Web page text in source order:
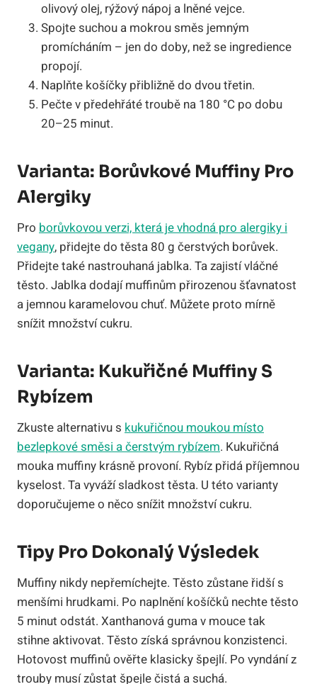
olivový olej, rýžový nápoj a lněné vejce.
Spojte suchou a mokrou směs jemným
promícháním – jen do doby, než se ingredience
propojí.
Naplňte košíčky přibližně do dvou třetin.
Pečte v předehřáté troubě na 180 °C po dobu
20–25 minut.
Varianta: Borůvkové Muffiny Pro
Alergiky
Pro borůvkovou verzi, která je vhodná pro alergiky i
vegany, přidejte do těsta 80 g čerstvých borůvek.
Přidejte také nastrouhaná jablka. Ta zajistí vláčné
těsto. Jablka dodají muffinům přirozenou šťavnatost
a jemnou karamelovou chuť. Můžete proto mírně
snížit množství cukru.
Varianta: Kukuřičné Muffiny S
Rybízem
Zkuste alternativu s kukuřičnou moukou místo
bezlepkové směsi a čerstvým rybízem. Kukuřičná
mouka muffiny krásně provoní. Rybíz přidá příjemnou
kyselost. Ta vyváží sladkost těsta. U této varianty
doporučujeme o něco snížit množství cukru.
Tipy Pro Dokonalý Výsledek
Muffiny nikdy nepřemíchejte. Těsto zůstane řidší s
menšími hrudkami. Po naplnění košíčků nechte těsto
5 minut odstát. Xanthanová guma v mouce tak
stihne aktivovat. Těsto získá správnou konzistenci.
Hotovost muffinů ověřte klasicky špejlí. Po vyndání z
trouby musí zůstat špejle čistá a suchá.